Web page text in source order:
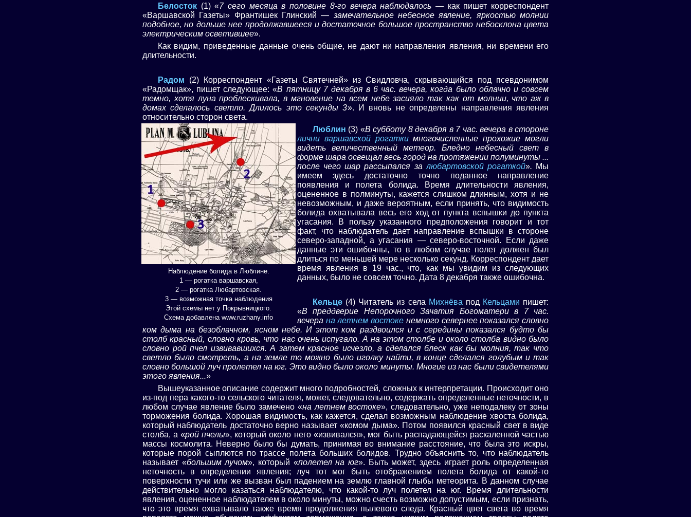
Белосток (1) «7 сего месяца в половине 8-го вечера наблюдалось — как пишет корреспондент
«Варшавской Газеты» Франтишек Глинский — замечательное небесное явление, яркостью молнии
подобное, но дольше нее продолжавшееся и достаточное большое пространство небосклона цвета
электрическим осветившее».
Как видим, приведенные данные очень общие, не дают ни направления явления, ни времени его
длительности.
Радом (2) Корреспондент «Газеты Святечней» из Свидловча, скрывающийся под псевдонимом
«Радомщак», пишет следующее: «В пятницу 7 декабря в 6 час. вечера, когда было облачно и совсем
темно, хотя луна проблескивала, в мгновение на всем небе засияло так как от молнии, что аж в
домах сделалось светло. Длилось это секунды 3». И вновь не определены направления явления
относительно сторон света.
Наблюдение болида в Люблине.
1 — рогатка варшавская,
2 — рогатка Любартовская.
3 — возможная точка наблюдения
Этой схемы нет у Покрывницкого.
Схема добавлена www.ruzhany.info
Люблин (3) «В субботу 8 декабря в 7 час. вечера в стороне
лични варшавской рогаткимногочисленные прохожие могли
видеть величественный метеор. Бледно небесный свет в
форме шара освещал весь город на протяжении полуминуты ...
после чего шар рассыпался за любартовской рогаткой». Мы
имеем здесь достаточно точно поданное направление
появления и полета болида. Время длительности явления,
оцененное в полминуты, кажется слишком длинным, хотя и не
невозможным, и даже вероятным, если принять, что видимость
болида охватывала весь его ход от пункта вспышки до пункта
угасания. В пользу указанного предположения говорит и тот
факт, что наблюдатель дает направление вспышки в стороне
северо-западной, а угасания — северо-восточной. Если даже
данные эти ошибочны, то в любом случае полет должен был
длиться по меньшей мере несколько секунд. Корреспондент дает
время явления в 19 час., что, как мы увидим из следующих
данных, было не совсем точно. Дата 8 декабря также ошибочна.
Кельце (4) Читатель из села Михнёва под Кельцами пишет:
«В преддверие Непорочного Зачатия Богоматери в 7 час.
вечера на летнем востоке немного севернее показался словно
ком дыма на безоблачном, ясном небе. И этот ком раздвоился и с середины показался будто бы
столб красный, словно кровь, что нас очень испугало. А на этом столбе и около столба видно было
словно рой пчел извивавшихся. А затем красное исчезло, а сделался блеск как бы молния, так что
светло было смотреть, а на земле то можно было иголку найти, в конце сделался голубым и так
словно большой луч пролетел на юг. Это видно было около минуты. Многие из нас были свидетелями
этого явления...»
Вышеуказанное описание содержит много подробностей, сложных к интерпретации. Происходит оно
из-под пера какого-то сельского читателя, может, следовательно, содержать определенные неточности, в
любом случае явление было замечено «на летнем востоке», следовательно, уже неподалеку от зоны
торможения болида. Хорошая видимость, как кажется, сделал возможным наблюдение хвоста болида,
который наблюдатель достаточно верно называет «комом дыма». Потом появился красный свет в виде
столба, а «рой пчелы», который около него «извивался», мог быть распадающейся раскаленной частью
массы космолита. Неверно было бы думать, принимая во внимание расстояние, что была это искры,
которые порой сыплются по трассе полета больших болидов. Трудно объяснить то, что наблюдатель
называет «большим лучом», который «полетел на юг». Быть может, здесь играет роль определенная
неточность в определении явления; луч тот мог быть отображением полета болида от какой-то
поверхности тучи или же вызван был падением на землю главной глыбы метеорита. В данном случае
действительно могло казаться наблюдателю, что какой-то луч полетел на юг. Время длительности
явления, оцененное наблюдателем в около минуты, можно счесть возможно допустимым, если признать,
что это время охватывало также время продолжения пылевого следа. Красный цвет света во время